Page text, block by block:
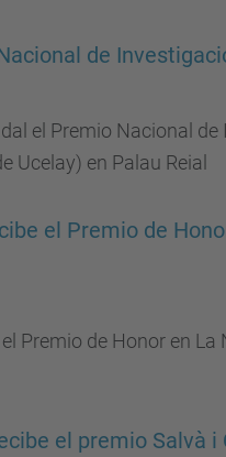
de
el Premio Nacional
Ucelay) en Palau Reial
el Premio de
Premio de Honor en
el premio Salvà